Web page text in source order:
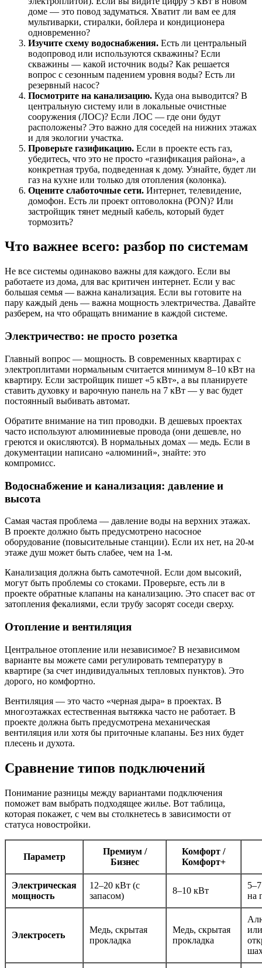
доме — это повод задуматься. Хватит ли вам ее для
мультиварки, стиралки, бойлера и кондиционера
одновременно?
Изучите схему водоснабжения. Есть ли центральный
водопровод или используются скважины? Если
скважины — какой источник воды? Как решается
вопрос с сезонным падением уровня воды? Есть ли
резервный насос?
Посмотрите на канализацию. Куда она выводится? В
центральную систему или в локальные очистные
сооружения (ЛОС)? Если ЛОС — где они будут
расположены? Это важно для соседей на нижних этажах
и для экологии участка.
Проверьте газификацию. Если в проекте есть газ,
убедитесь, что это не просто «газификация района», а
конкретная труба, подведенная к дому. Узнайте, будет ли
газ на кухне или только для отопления (колонка).
Оцените слаботочные сети. Интернет, телевидение,
домофон. Есть ли проект оптоволокна (PON)? Или
застройщик тянет медный кабель, который будет
тормозить?
Что важнее всего: разбор по системам
Не все системы одинаково важны для каждого. Если вы
работаете из дома, для вас критичен интернет. Если у вас
большая семья — важна канализация. Если вы готовите на
пару каждый день — важна мощность электричества. Давайте
разберем, на что обращать внимание в каждой системе.
Электричество: не просто розетка
Главный вопрос — мощность. В современных квартирах с
электроплитами нормальным считается минимум 8–10 кВт на
квартиру. Если застройщик пишет «5 кВт», а вы планируете
ставить духовку и варочную панель на 7 кВт — у вас будет
постоянный выбивать автомат.
Обратите внимание на тип проводки. В дешевых проектах
часто используют алюминиевые провода (они дешевле, но
греются и окисляются). В нормальных домах — медь. Если в
документации написано «алюминий», знайте: это
компромисс.
Водоснабжение и канализация: давление и
высота
Самая частая проблема — давление воды на верхних этажах.
В проекте должно быть предусмотрено насосное
оборудование (повысительные станции). Если их нет, на 20-м
этаже душ может быть слабее, чем на 1-м.
Канализация должна быть самотечной. Если дом высокий,
могут быть проблемы со стоками. Проверьте, есть ли в
проекте обратные клапаны на канализацию. Это спасет вас от
затопления фекалиями, если трубу засорят соседи сверху.
Отопление и вентиляция
Центральное отопление или независимое? В независимом
варианте вы можете сами регулировать температуру в
квартире (за счет индивидуальных тепловых пунктов). Это
дорого, но комфортно.
Вентиляция — это часто «черная дыра» в проектах. В
многоэтажках естественная вытяжка часто не работает. В
проекте должна быть предусмотрена механическая
вентиляция или хотя бы приточные клапаны. Без них будет
плесень и духота.
Сравнение типов подключений
Понимание разницы между вариантами подключения
поможет вам выбрать подходящее жилье. Вот таблица,
которая покажет, с чем вы столкнетесь в зависимости от
статуса новостройки.
Параметр
Премиум /
Бизнес
Комфорт /
Комфорт+
Электрическая
мощность
12–20 кВт (с
запасом)
8–10 кВт
на
Электросеть
Медь, скрытая
прокладка
Медь, скрытая
прокладка